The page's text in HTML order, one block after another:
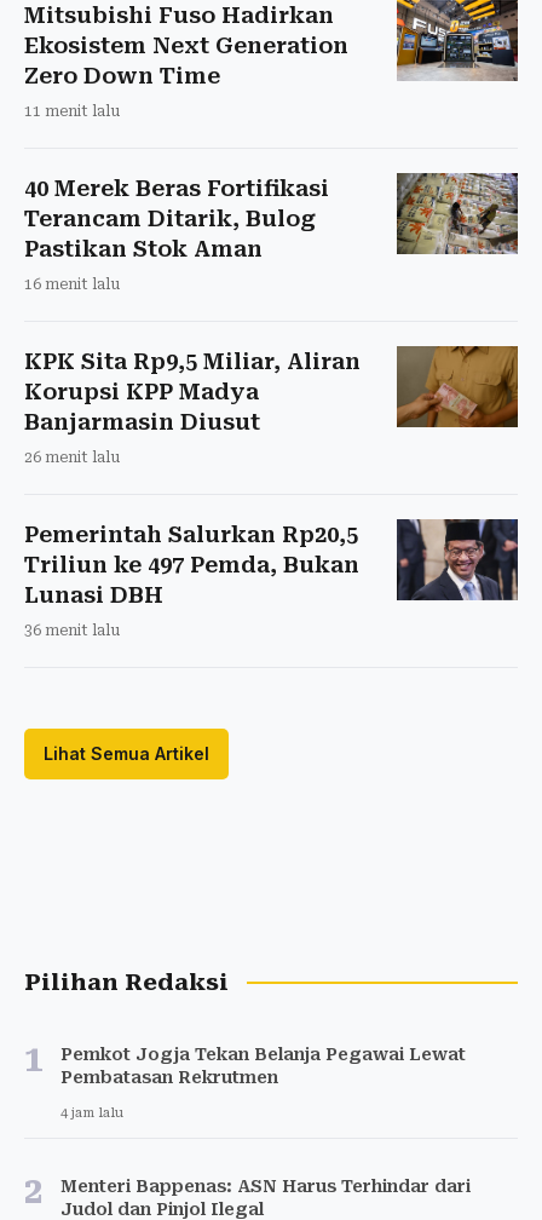
Mitsubishi Fuso Hadirkan
Ekosistem Next Generation
Zero Down Time
11 menit lalu
40 Merek Beras Fortifikasi
Terancam Ditarik, Bulog
Pastikan Stok Aman
16 menit lalu
KPK Sita Rp9,5 Miliar, Aliran
Korupsi KPP Madya
Banjarmasin Diusut
26 menit lalu
Pemerintah Salurkan Rp20,5
Triliun ke 497 Pemda, Bukan
Lunasi DBH
36 menit lalu
Lihat Semua Artikel
Pilihan Redaksi
1
Pemkot Jogja Tekan Belanja Pegawai Lewat
Pembatasan Rekrutmen
4 jam lalu
2
Menteri Bappenas: ASN Harus Terhindar dari
Judol dan Pinjol Ilegal